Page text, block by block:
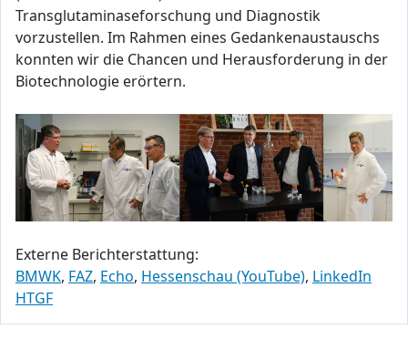
Transglutaminaseforschung und Diagnostik
vorzustellen. Im Rahmen eines Gedankenaustauschs
konnten wir die Chancen und Herausforderung in der
Biotechnologie erörtern.
Externe Berichterstattung:
BMWK, FAZ, Echo, Hessenschau (YouTube), LinkedIn
HTGF